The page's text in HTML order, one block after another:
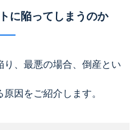
に陥ってしまうのか
、最悪の場合、倒産とい
因をご紹介します。